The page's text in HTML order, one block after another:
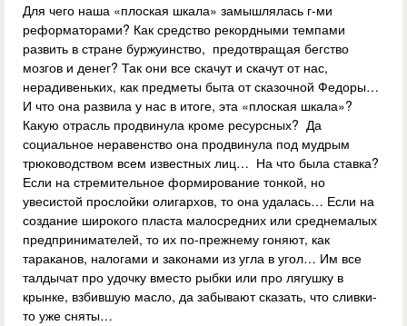
Для чего наша «плоская шкала» замышлялась г-ми
реформаторами? Как средство рекордными темпами
развить в стране буржуинство, предотвращая бегство
мозгов и денег? Так они все скачут и скачут от нас,
нерадивеньких, как предметы быта от сказочной Федоры…
И что она развила у нас в итоге, эта «плоская шкала»?
Какую отрасль продвинула кроме ресурсных? Да
социальное неравенство она продвинула под мудрым
трюководством всем известных лиц… На что была ставка?
Если на стремительное формирование тонкой, но
увесистой прослойки олигархов, то она удалась… Если на
создание широкого пласта малосредних или среднемалых
предпринимателей, то их по-прежнему гоняют, как
тараканов, налогами и законами из угла в угол… Им все
талдычат про удочку вместо рыбки или про лягушку в
крынке, взбившую масло, да забывают сказать, что сливки-
то уже сняты…